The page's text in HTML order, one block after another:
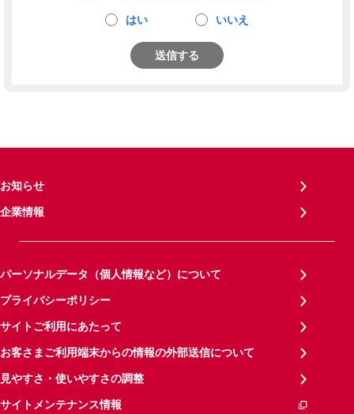
はい いいえ
送信する
お知らせ
企業情報
パーソナルデータ（個人情報など）について
プライバシーポリシー
サイトご利用にあたって
お客さまご利用端末からの情報の外部送信について
見やすさ・使いやすさの調整
サイトメンテナンス情報